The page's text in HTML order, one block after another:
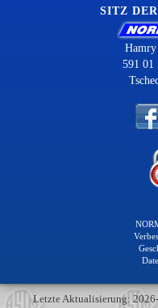
SITZ
Hamry
591 01
Letzte Aktualisierung: